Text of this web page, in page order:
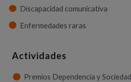
Discapacidad comunicativa
Enfermedades raras
Actividades
Premios Dependencia y Sociedad